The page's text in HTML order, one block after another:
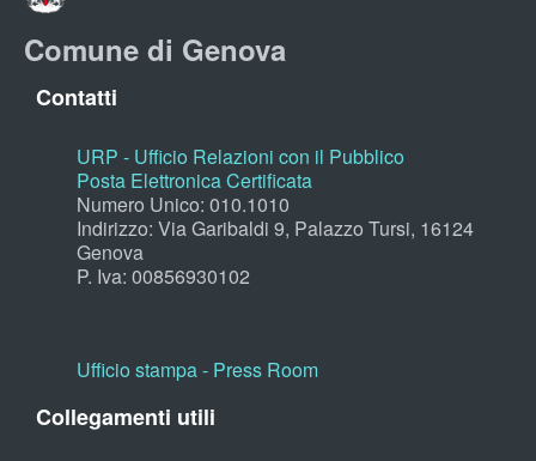
Comune di Genova
Contatti
URP - Ufficio Relazioni con il Pubblico
Posta Elettronica Certificata
Numero Unico: 010.1010
Indirizzo: Via Garibaldi 9, Palazzo Tursi, 16124
Genova
P. Iva: 00856930102
Ufficio stampa - Press Room
Collegamenti utili